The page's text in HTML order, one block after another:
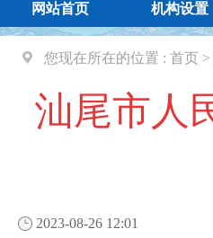
网站首页 机构设置
您现在所在的位置 : 首页 >
汕尾市人
2023-08-26 12:01